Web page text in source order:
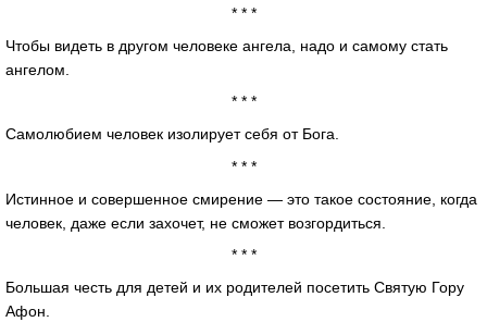
* * *
Чтобы видеть в другом человеке ангела, надо и самому стать
ангелом.
* * *
Самолюбием человек изолирует себя от Бога.
* * *
Истинное и совершенное смирение — это такое состояние, когда
человек, даже если захочет, не сможет возгордиться.
* * *
Большая честь для детей и их родителей посетить Святую Гору
Афон.